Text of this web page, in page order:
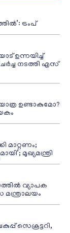
ട്രംപ്
ഉന്നയിച്ച്
നടത്തി എസ്
ഉണ്ടാകുമോ?
മാറ്റണം;
മുഖ്യമന്ത്രി
വ്യാപക
മന്ത്രാലയം
സെക്രട്ടറി,